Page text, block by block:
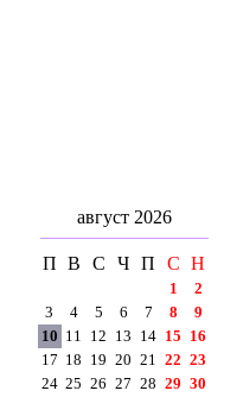
август 2026
П В С Ч П С Н
1
2
3
4 5 6 7 8
9
10 11 12 13 14 15 16
17 18 19 20 21 22 23
24 25 26 27 28 29 30